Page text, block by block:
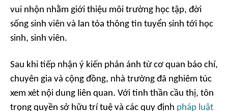
vui nhộn nhằm giới thiệu môi trường học tập, đời
sống sinh viên và lan tỏa thông tin tuyển sinh tới học
sinh, sinh viên.
Sau khi tiếp nhận ý kiến phản ánh từ cơ quan báo chí,
chuyên gia và cộng đồng, nhà trường đã nghiêm túc
xem xét nội dung liên quan. Với tinh thần cầu thị, tôn
trọng quyền sở hữu trí tuệ và các quy định pháp luật